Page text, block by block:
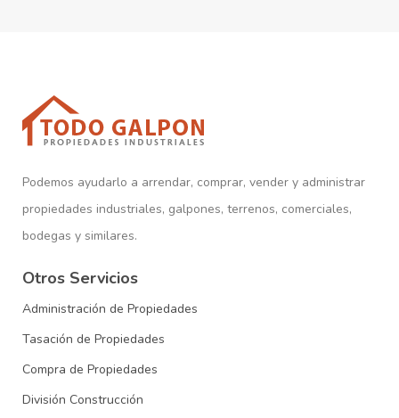
Podemos ayudarlo a arrendar, comprar, vender y administrar
propiedades industriales, galpones, terrenos, comerciales,
bodegas y similares.
Otros Servicios
Administración de Propiedades
Tasación de Propiedades
Compra de Propiedades
División Construcción